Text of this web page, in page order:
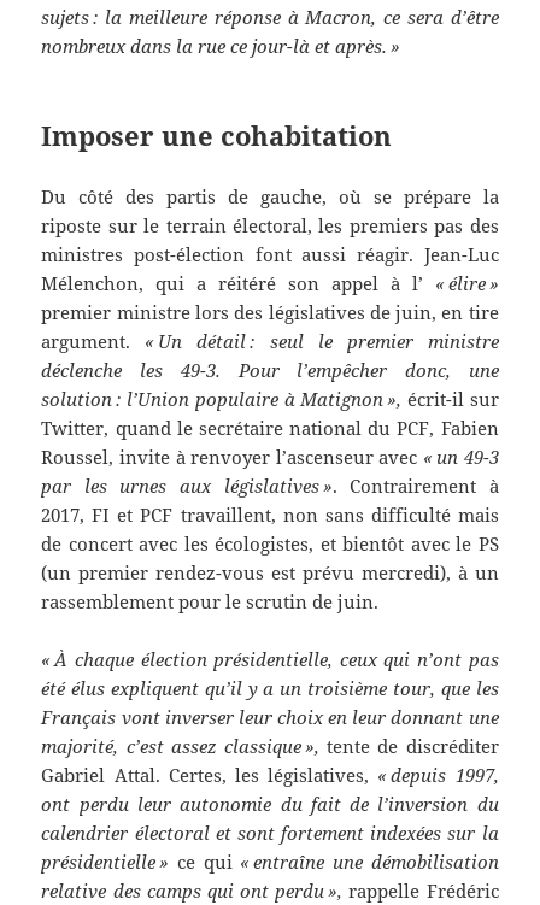
sujets : la meilleure réponse à Macron, ce sera d’être
nombreux dans la rue ce jour-là et après. »
Imposer une cohabitation
Du côté des partis de gauche, où se prépare la
riposte sur le terrain électoral, les premiers pas des
ministres post-élection font aussi réagir. Jean-Luc
Mélenchon, qui a réitéré son appel à l’ « élire »
premier ministre lors des législatives de juin, en tire
argument. « Un détail : seul le premier ministre
déclenche les 49-3. Pour l’empêcher donc, une
solution : l’Union populaire à Matignon », écrit-il sur
Twitter, quand le secrétaire national du PCF, Fabien
Roussel, invite à renvoyer l’ascenseur avec « un 49-3
par les urnes aux législatives ». Contrairement à
2017, FI et PCF travaillent, non sans difficulté mais
de concert avec les écologistes, et bientôt avec le PS
(un premier rendez-vous est prévu mercredi), à un
rassemblement pour le scrutin de juin.
« À chaque élection présidentielle, ceux qui n’ont pas
été élus expliquent qu’il y a un troisième tour, que les
Français vont inverser leur choix en leur donnant une
majorité, c’est assez classique »,tente de discréditer
Gabriel Attal. Certes, les législatives, « depuis 1997,
ont perdu leur autonomie du fait de l’inversion du
calendrier électoral et sont fortement indexées sur la
présidentielle » ce qui « entraîne une démobilisation
relative des camps qui ont perdu », rappelle Frédéric